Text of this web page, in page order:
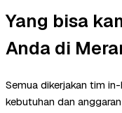
Yang bisa
Anda di
Semua dikerjakan tim
kebutuhan dan